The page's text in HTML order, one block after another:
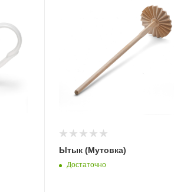
Ытык (Мутовка)
Достаточно